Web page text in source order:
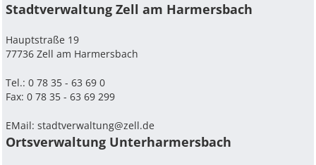
Stadtverwaltung Zell am Harmersbach
Hauptstraße 19
77736 Zell am Harmersbach
Tel.: 0 78 35 - 63 69 0
Fax: 0 78 35 - 63 69 299
EMail:stadtverwaltung@zell.de
Ortsverwaltung Unterharmersbach